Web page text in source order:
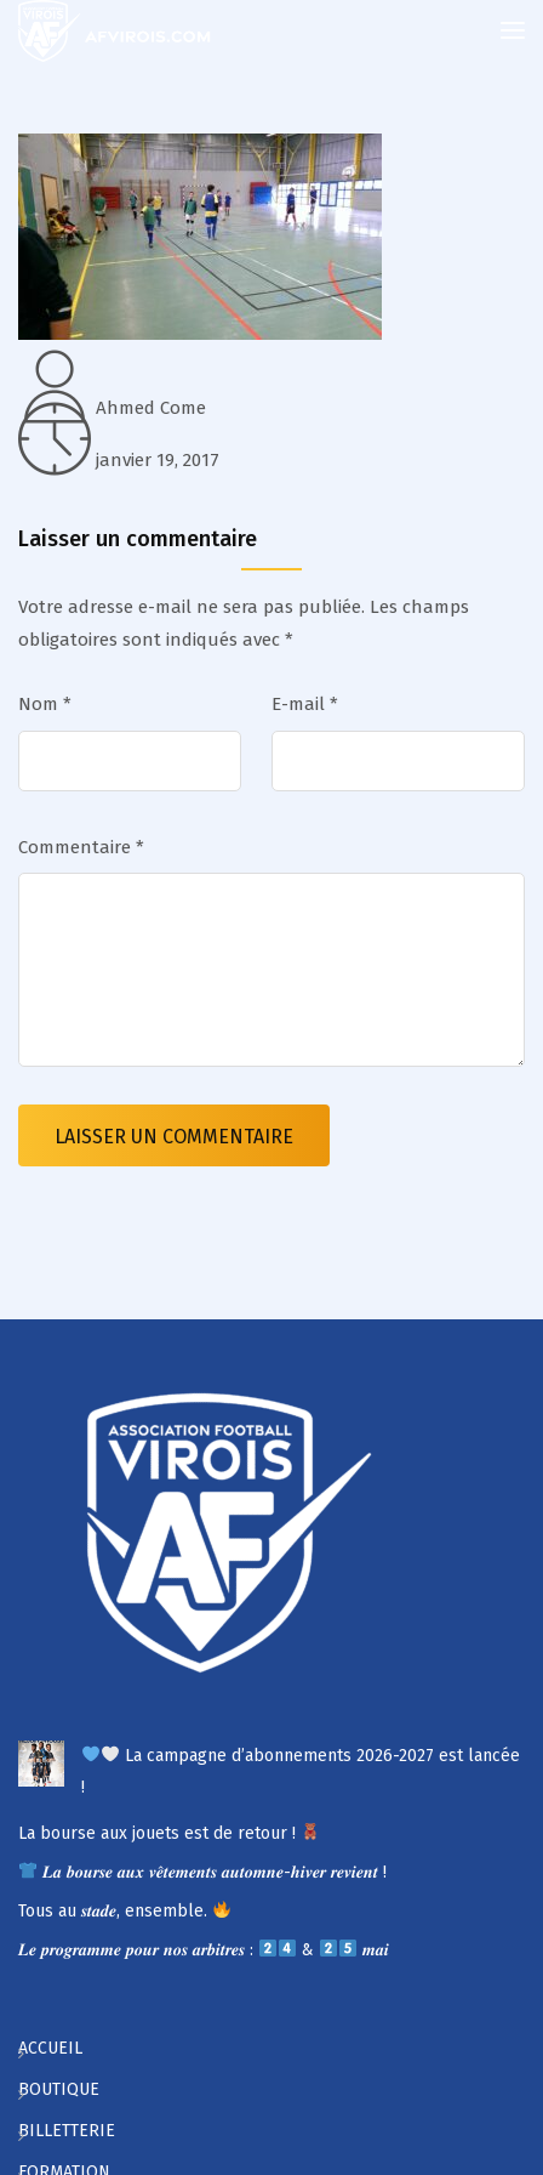
Ahmed Come
janvier 19, 2017
Laisser un commentaire
Votre adresse e-mail ne sera pas publiée. Les champs
obligatoires sont indiqués avec *
Nom * E-mail *
Commentaire *
La campagne d’abonnements 2026-2027 est lancée
!
La bourse aux jouets est de retour !
𝑳𝒂 𝒃𝒐𝒖𝒓𝒔𝒆 𝒂𝒖𝒙 𝒗𝒆̂𝒕𝒆𝒎𝒆𝒏𝒕𝒔 𝒂𝒖𝒕𝒐𝒎𝒏𝒆-𝒉𝒊𝒗𝒆𝒓 𝒓𝒆𝒗𝒊𝒆𝒏𝒕 !
Tous au 𝒔𝒕𝒂𝒅𝒆, ensemble.
𝑳𝒆 𝒑𝒓𝒐𝒈𝒓𝒂𝒎𝒎𝒆 𝒑𝒐𝒖𝒓 𝒏𝒐𝒔 𝒂𝒓𝒃𝒊𝒕𝒓𝒆𝒔 :
& 𝒎𝒂𝒊
ACCUEIL
BOUTIQUE
BILLETTERIE